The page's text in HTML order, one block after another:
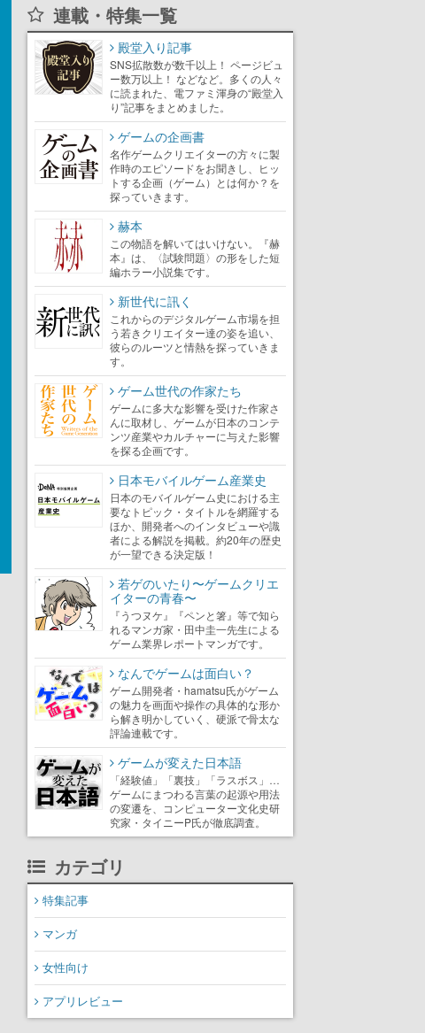
連載・特集一覧
殿堂入り記事
SNS拡散数が数千以上！ ページビュ
ー数万以上！ などなど。多くの人々
に読まれた、電ファミ渾身の“殿堂入
り”記事をまとめました。
ゲームの企画書
名作ゲームクリエイターの方々に製
作時のエピソードをお聞きし、ヒッ
トする企画（ゲーム）とは何か？を
探っていきます。
赫本
この物語を解いてはいけない。『赫
本』は、〈試験問題〉の形をした短
編ホラー小説集です。
新世代に訊く
これからのデジタルゲーム市場を担
う若きクリエイター達の姿を追い、
彼らのルーツと情熱を探っていきま
す。
ゲーム世代の作家たち
ゲームに多大な影響を受けた作家さ
んに取材し、ゲームが日本のコンテ
ンツ産業やカルチャーに与えた影響
を探る企画です。
日本モバイルゲーム産業史
日本のモバイルゲーム史における主
要なトピック・タイトルを網羅する
ほか、開発者へのインタビューや識
者による解説を掲載。約20年の歴史
が一望できる決定版！
若ゲのいたり〜ゲームクリエ
イターの青春〜
『うつヌケ』『ペンと箸』等で知ら
れるマンガ家・田中圭一先生による
ゲーム業界レポートマンガです。
なんでゲームは面白い？
ゲーム開発者・hamatsu氏がゲーム
の魅力を画面や操作の具体的な形か
ら解き明かしていく、硬派で骨太な
評論連載です。
ゲームが変えた日本語
「経験値」「裏技」「ラスボス」…
ゲームにまつわる言葉の起源や用法
の変遷を、コンピューター文化史研
究家・タイニーP氏が徹底調査。
カテゴリ
特集記事
マンガ
女性向け
アプリレビュー